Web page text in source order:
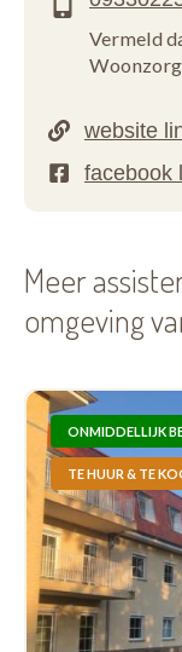
Vermeld
Meer
omgeving
ONMIDDELLIJK
TE HUUR & TE